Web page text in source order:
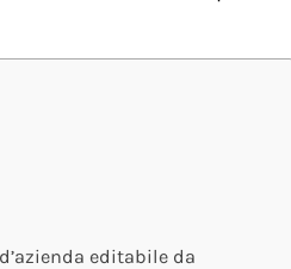
editabile da